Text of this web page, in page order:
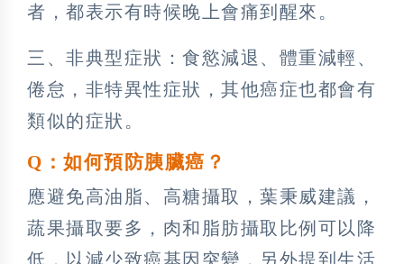
者，都表示有時候晚上會痛到醒來。
三、非典型症狀：食慾減退、體重減輕、
倦怠，非特異性症狀，其他癌症也都會有
類似的症狀。
Q： 如何預防胰臟癌？
應避免高油脂、高糖攝取，葉秉威建議，
蔬果攝取要多，肉和脂肪攝取比例可以降
低，以減少致癌基因突變，另外提到生活